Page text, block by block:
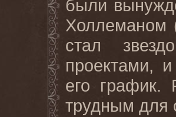
были
Холлеманом
стал
проектами,
его график.
трудным для